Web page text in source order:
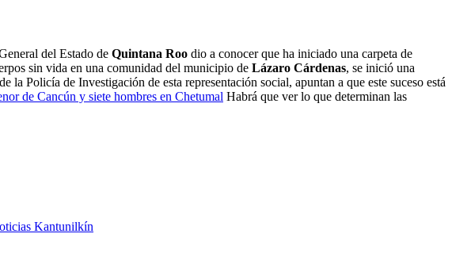
del Estado de Quintana Roo dio a conocer que ha iniciado una carpeta de
sin vida en una comunidad del municipio de Lázaro Cárdenas, se inició una
Policía de Investigación de esta representación social, apuntan a que este suceso está
de Cancún y siete hombres en Chetumal Habrá que ver lo que determinan las
Kantunilkín